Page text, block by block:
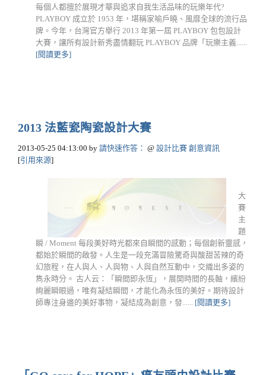
每個人都擅於展現才華與追求自我生活品味的玩樂年代?
PLAYBOY 成立於 1953 年，堪稱家喻戶曉、風靡全球的流行品
牌。今年，台灣官方舉行 2013 年第一屆 PLAYBOY 包包設計
大賽，讓所有設計新秀盡情翻玩 PLAYBOY 品牌「玩樂主義......
[閱讀更多]
2013 法藍瓷陶瓷設計大賽
2013-05-25 04:13:00 by 請快速作答： @ 設計比賽 創意資訊
[引用來源]
大
賽
主
題
瞬 / Moment 每段美好時光都來自瞬間的感動；每個創新靈感，
都始於瞬間的啟發。人生是一段充滿冒險驚奇與酸甜苦辣的奇
幻旅程，在人與人、人與物、人與自然互動中，交織出多姿的
雋永時分。 古人云：「瞬間即永恆」，展開時間的長軸，繽紛
絢麗瞬眼過，唯有凝結瞬間，才能化為永恆的美好。期待設計
師專注身邊的美好事物，凝結成為創意，發...... [閱讀更多]